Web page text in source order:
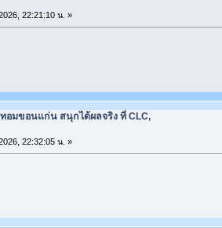
22:21:10 น. »
ทอมขอนแก่น สนุกได้ผลจริง ที่ CLC,
22:32:05 น. »